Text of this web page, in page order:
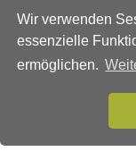
Wir verwenden
essenzielle
ermöglichen.